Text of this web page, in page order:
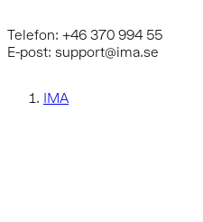
Telefon: +46 370 994 55
E-post: support@ima.se
IMA